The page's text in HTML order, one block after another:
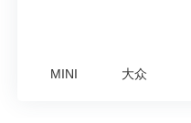
MINI 大众